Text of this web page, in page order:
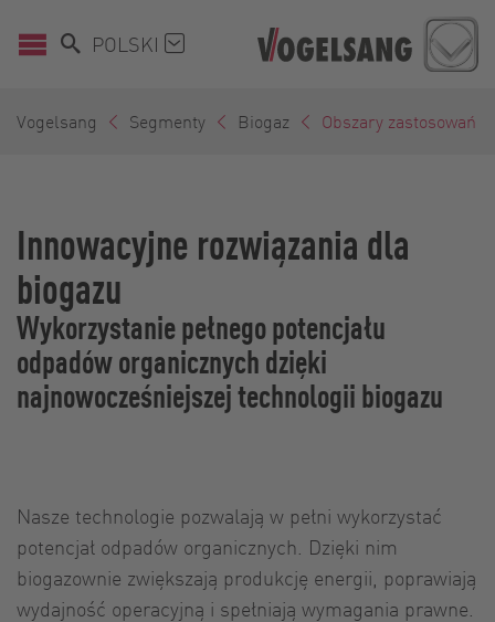
POLSKI
Vogelsang Segmenty Biogaz Obszary zastosowań
Innowacyjne rozwiązania dla
biogazu
Wykorzystanie pełnego potencjału
odpadów organicznych dzięki
najnowocześniejszej technologii biogazu
Nasze technologie pozwalają w pełni wykorzystać
potencjał odpadów organicznych. Dzięki nim
biogazownie zwiększają produkcję energii, poprawiają
wydajność operacyjną i spełniają wymagania prawne.